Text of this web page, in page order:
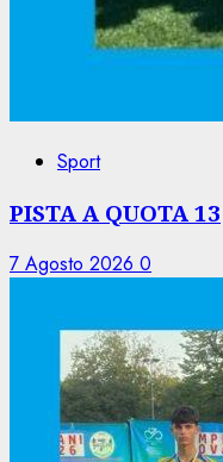
Sport
PISTA A QUOTA 13
7 Agosto 2026 0